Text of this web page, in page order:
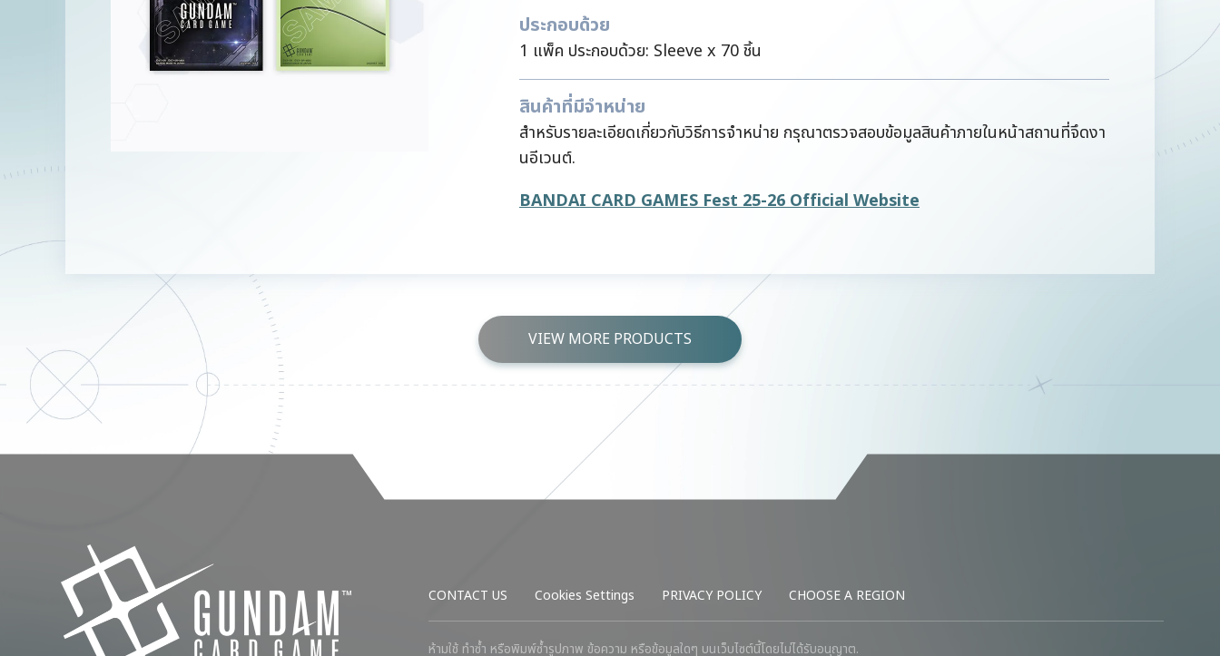
ประกอบด้วย
1 แพ็ค ประกอบด้วย: Sleeve x 70 ชิ้น
สินค้าที่มีจำหน่าย
สำหรับรายละเอียดเกี่ยวกับวิธีการจำหน่าย กรุณาตรวจสอบข้อมูลสินค้าภายในหน้าสถานที่จึดงา
นอีเวนต์.
BANDAI CARD GAMES Fest 25-26 Official Website
VIEW MORE PRODUCTS
CONTACT US Cookies Settings PRIVACY POLICY CHOOSE A REGION
ห้ามใช้ ทำซ้ำ หรือพิมพ์ซ้ำรูปภาพ ข้อความ หรือข้อมูลใดๆ บนเว็บไซต์นี้โดยไม่ได้รับอนุญาต.